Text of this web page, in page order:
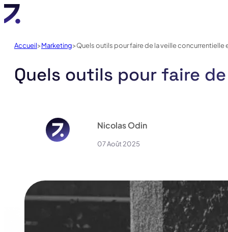
Quels outils pour faire
Accueil Marketing Quels outils pour faire de la veille concurrentielle
Nicolas Odin
07 Août 2025